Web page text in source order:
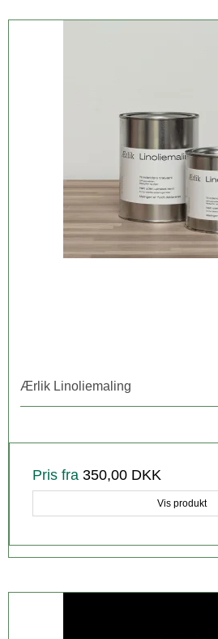
Ærlik Linoliemaling
Pris fra 350,00 DKK
Vis produkt